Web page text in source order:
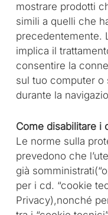
mostrare prodotti
simili a quelli che
precedentemente.
implica il
consentire la
sul tuo computer o
durante la
Come disabilitare i
Le norme sulla
prevedono che
già
per i cd. “cookie
Privacy),nonché